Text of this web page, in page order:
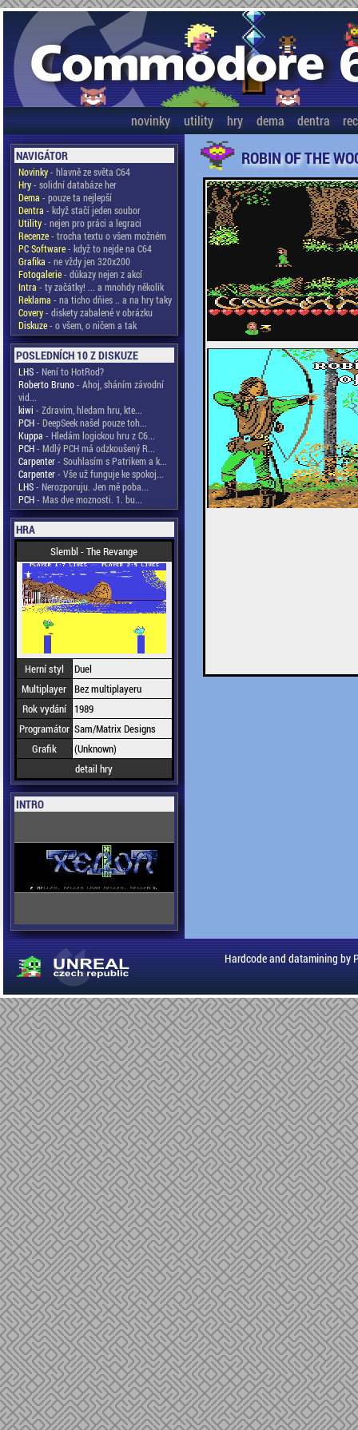
novinky utility hry dema dentra
NAVIGÁTOR
Novinky- hlavně ze světa C64
Hry- solidní databáze her
Dema - pouze ta nejlepší
Dentra - když stačí jeden soubor
Utility- nejen pro práci a legraci
Recenze- trocha textu o všem možném
PC Software- když to nejde na C64
Grafika - ne vždy jen 320x200
Fotogalerie- důkazy nejen z akcí
Intra - ty začátky! ... a mnohdy několik
Reklama - na ticho dňies .. a na hry taky
Covery- diskety zabalené v obrázku
Diskuze- o všem, o ničem a tak
POSLEDNÍCH 10 Z DISKUZE
LHS- Není to HotRod?
Roberto Bruno- Ahoj, sháním závodní
vid...
kiwi - Zdravim, hledam hru, kte...
PCH- DeepSeek našel pouze toh...
Kuppa - Hledám logickou hru z C6...
PCH- Mdlý PCH má odzkoušený R...
Carpenter- Souhlasím s Patrikem a k...
Carpenter- Vše už funguje ke spokoj...
LHS- Nerozporuju. Jen mě poba...
PCH- Mas dve moznosti. 1. bu...
HRA
Slembl - The Revange
Herní styl
Duel
Multiplayer Bez multiplayeru
Rok vydání
1989
Programátor Sam/Matrix Designs
Grafik
(Unknown)
detail hry
INTRO
ROBIN OF THE
Hardcode and datamining by